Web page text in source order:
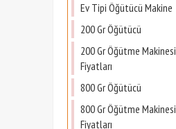
Ev Tipi Öğütücü Makine
200 Gr Öğütücü
200 Gr Öğütme Makinesi
Fiyatları
800 Gr Öğütücü
800 Gr Öğütme Makinesi
Fiyatları